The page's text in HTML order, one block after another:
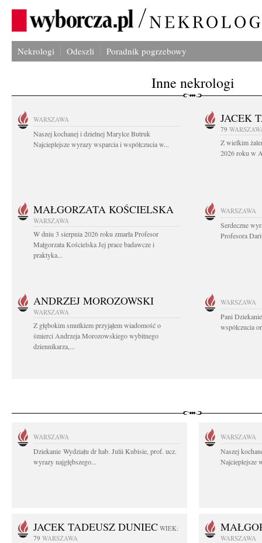
Nekrologi Odeszli Poradnik pogrzebowy
Inne nekrologi
WARSZAWA
Naszej kochanej i dzielnej Marylce Butruk
Najcieplejsze wyrazy wsparcia i współczucia w...
JACEK
79
Z wielkim
2026 roku w
MAŁGORZATA KOŚCIELSKA
WARSZAWA
W dniu 3 sierpnia 2026 roku zmarła Profesor
Małgorzata Kościelska Jej prace badawcze i
praktyka...
WARSZAWA
Serdeczne
Profesora
ANDRZEJ MOROZOWSKI
WARSZAWA
Z głębokim smutkiem przyjąłem wiadomość o
śmierci Andrzeja Morozowskiego wybitnego
dziennikarza,...
WARSZAWA
Pani
współczucia
WARSZAWA
Dziekanie Wydziału dr hab. Julii Kubisie, prof. ucz.
wyrazy najgłębszego...
WARSZAWA
Naszej
Najcieplejsze
JACEK TADEUSZ DUNIEC WIEK:
79 WARSZAWA WARSZAWA